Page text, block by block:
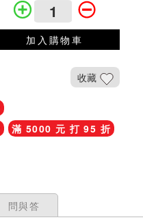
加入購物車
收藏
滿 5000 元 打 95 折
問與答